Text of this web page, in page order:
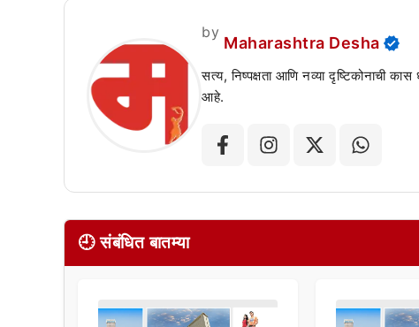
by
Maharashtra Desha
सत्य, निष्पक्षता आणि नव्या दृष्टिकोनाची
आहे.
🕘 संबंधित बातम्या